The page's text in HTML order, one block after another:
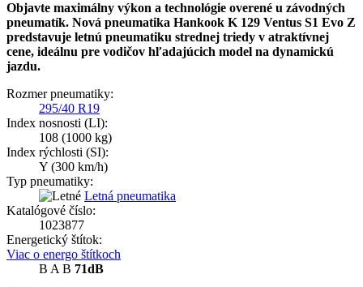
Objavte maximálny výkon a technológie overené u závodných
pneumatík. Nová pneumatika Hankook K 129 Ventus S1 Evo Z
predstavuje letnú pneumatiku strednej triedy v atraktívnej
cene, ideálnu pre vodičov hľadajúcich model na dynamickú
jazdu.
Rozmer pneumatiky:
295/40 R19
Index nosnosti (LI):
108 (1000 kg)
Index rýchlosti (SI):
Y (300 km/h)
Typ pneumatiky:
Letná pneumatika
Katalógové číslo:
1023877
Energetický štítok:
Viac o energo štítkoch
B A B 71dB